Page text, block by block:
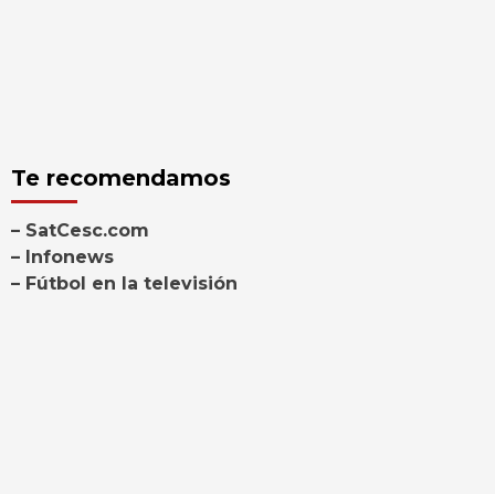
Te recomendamos
– SatCesc.com
– Infonews
– Fútbol en la televisión